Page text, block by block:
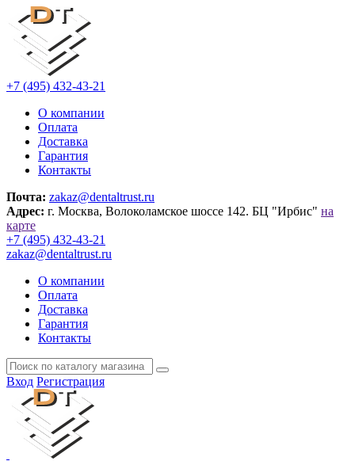
+7 (495) 432-43-21
О компании
Оплата
Доставка
Гарантия
Контакты
Почта: zakaz@dentaltrust.ru
Адрес: г. Москва, Волоколамское шоссе 142. БЦ "Ирбис" на
карте
+7 (495) 432-43-21
zakaz@dentaltrust.ru
О компании
Оплата
Доставка
Гарантия
Контакты
Вход Регистрация